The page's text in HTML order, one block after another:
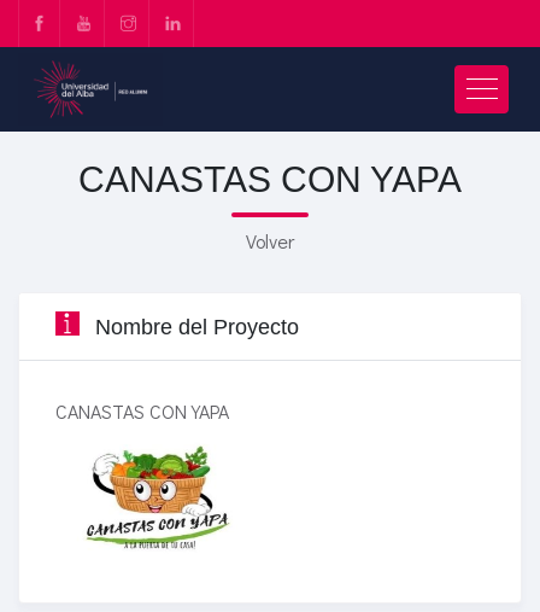
CANASTAS CON YAPA
Volver
Nombre del Proyecto
CANASTAS CON YAPA